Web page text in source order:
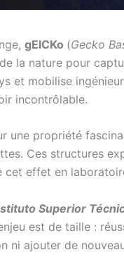
gEICKo (Gecko
la nature pour
et mobilise
incontrôlable.
une propriété
Ces structures
effet en
Superior
est de taille :
ni ajouter de